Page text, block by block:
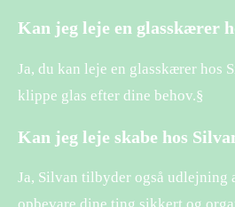
Kan jeg leje en glasskærer
Ja, du kan leje en glasskærer hos
klippe glas efter dine behov.§
Kan jeg leje skabe hos
Ja, Silvan tilbyder også udlejning